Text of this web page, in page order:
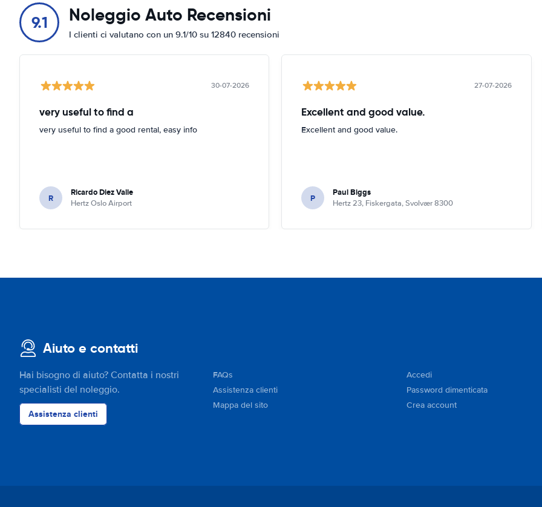
9.1 Noleggio Auto Recensioni
I clienti ci valutano con un 9.1/10 su 12840 recensioni
30-07-2026
very useful to find a
very useful to find a good rental, easy info
R Ricardo Diez Valle
Hertz Oslo Airport
27-07-2026
Excellent and good value.
Excellent and good value.
P Paul Biggs
Hertz 23, Fiskergata, Svolvær 8300
Aiuto e contatti
Hai bisogno di aiuto? Contatta i nostri
specialisti del noleggio.
Assistenza clienti
FAQs
Assistenza clienti
Mappa del sito
Accedi
Password dimenticata
Crea account